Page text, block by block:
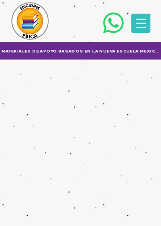
MATERIALES DE APOYO BASADOS EN LA NUEVA ESCUELA